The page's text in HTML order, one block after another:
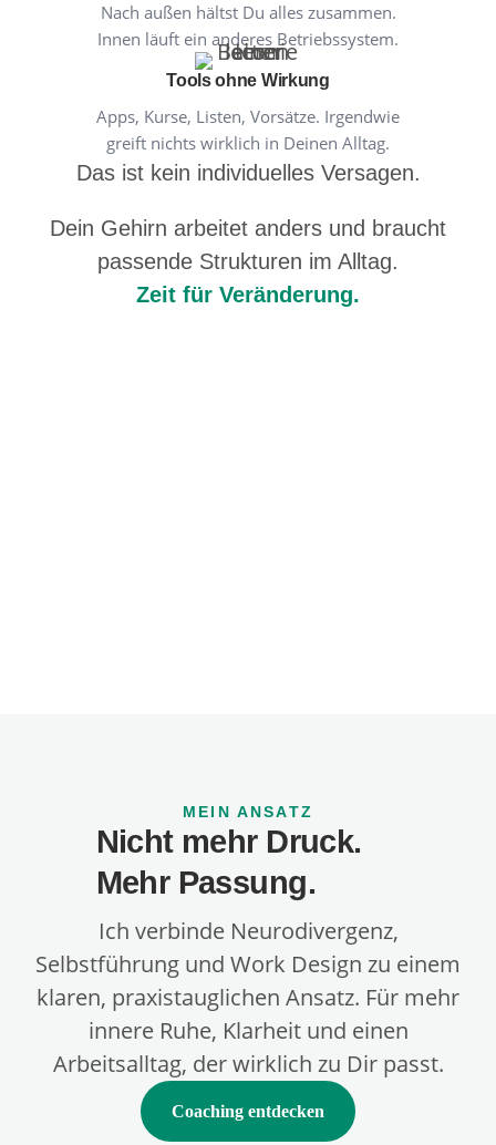
Nach außen hältst Du alles zusammen.
Innen läuft ein anderes Betriebssystem.
Tools ohne Wirkung
Apps, Kurse, Listen, Vorsätze. Irgendwie
greift nichts wirklich in Deinen Alltag.
Das ist kein individuelles Versagen.
Dein Gehirn arbeitet anders und braucht
passende Strukturen im Alltag.
Zeit für Veränderung.
MEIN ANSATZ
Nicht mehr Druck.
Mehr Passung.
Ich verbinde Neurodivergenz,
Selbstführung und Work Design zu einem
klaren, praxistauglichen Ansatz. Für mehr
innere Ruhe, Klarheit und einen
Arbeitsalltag, der wirklich zu Dir passt.
Coaching entdecken